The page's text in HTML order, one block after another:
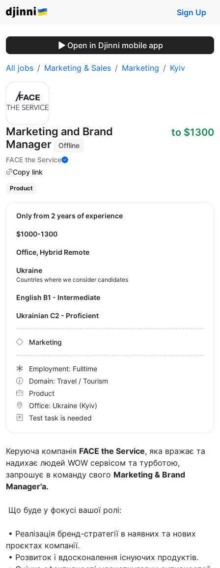
Sign Up
Open in Djinni mobile app
All jobs Marketing & Sales Marketing Kyiv
Marketing and Brand
Manager
Offline
FACE the Service
Copy link
to $1300
Product
Керуюча компанія FACE the Service, яка вражає та
надихає людей WOW сервісом та турботою,
запрошує в команду свого Marketing & Brand
Manager'а.
Що буде у фокусі вашої ролі:
• Реалізація бренд-стратегії в наявних та нових
проєктах компанії.
• Розвиток і вдосконалення існуючих продуктів.
Only from 2 years of experience
$1000-1300
Office, Hybrid Remote
Ukraine
Countries where we consider candidates
English B1 - Intermediate
Ukrainian C2 - Proficient
Marketing
Employment: Fulltime
Domain: Travel / Tourism
Product
Office: Ukraine (Kyiv)
Test task is needed